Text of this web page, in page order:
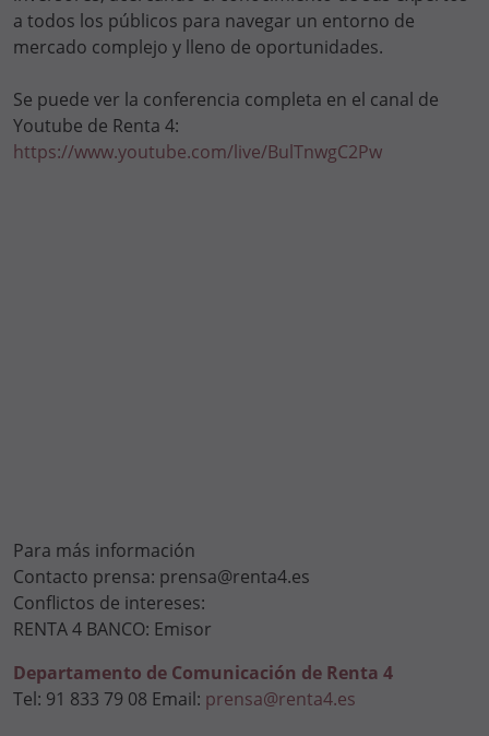
a todos los públicos para navegar un entorno de
mercado complejo y lleno de oportunidades.
Se puede ver la conferencia completa en el canal de
Youtube de Renta 4:
https://www.youtube.com/live/BulTnwgC2Pw
Para más información
Contacto prensa: prensa@renta4.es
Conflictos de intereses:
RENTA 4 BANCO: Emisor
Departamento de Comunicación de Renta 4
Tel: 91 833 79 08 Email: prensa@renta4.es